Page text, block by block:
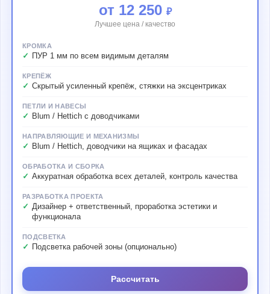
от 12 250 ₽
Лучшее цена / качество
КРОМКА
ПУР 1 мм по всем видимым деталям
КРЕПЁЖ
Скрытый усиленный крепёж, стяжки на эксцентриках
ПЕТЛИ И НАВЕСЫ
Blum / Hettich с доводчиками
НАПРАВЛЯЮЩИЕ И МЕХАНИЗМЫ
Blum / Hettich, доводчики на ящиках и фасадах
ОБРАБОТКА И СБОРКА
Аккуратная обработка всех деталей, контроль качества
РАЗРАБОТКА ПРОЕКТА
Дизайнер + ответственный, проработка эстетики и
функционала
ПОДСВЕТКА
Подсветка рабочей зоны (опционально)
Рассчитать